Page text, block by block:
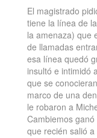
El magistrado
tiene la línea de la
la amenaza) que
de llamadas
esa línea quedó
insultó e intimidó
que se
marco de una
le robaron a
Cambiemos
que recién salió